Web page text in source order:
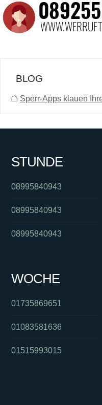
BLOG
☖ Sperr-Apps klauen
STUNDE
08995840943
08995840943
08995840943
WOCHE
01735869651
01083581636
01515993015